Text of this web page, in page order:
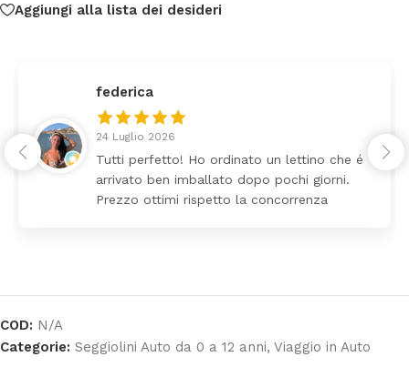
Aggiungi alla lista dei desideri
federica
24 Luglio 2026
Tutti perfetto! Ho ordinato un lettino che é
arrivato ben imballato dopo pochi giorni.
Prezzo ottimi rispetto la concorrenza
COD: N/A
Categorie: Seggiolini Auto da 0 a 12 anni, Viaggio in Auto